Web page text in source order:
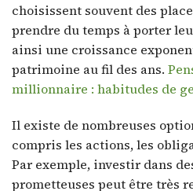
choisissent souvent des
prendre du temps à porter
ainsi une croissance
patrimoine au fil des ans.
millionnaire : habitudes de
Il existe de nombreuses
compris les actions, les
Par exemple, investir dans
prometteuses peut être très